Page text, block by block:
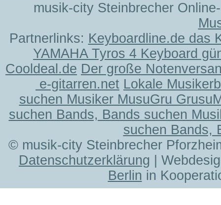
musik-city Steinbrecher
Partnerlinks: Keyboardline.de das
YAMAHA Tyros 4 Keyboard
Cooldeal.de Der große
e-gitarren.net Lokale
suchen Musiker MusuGru
suchen Bands, Bands suchen
suchen Bands,
© musik-city Steinbrecher
Datenschutzerklärung |
Berlin in